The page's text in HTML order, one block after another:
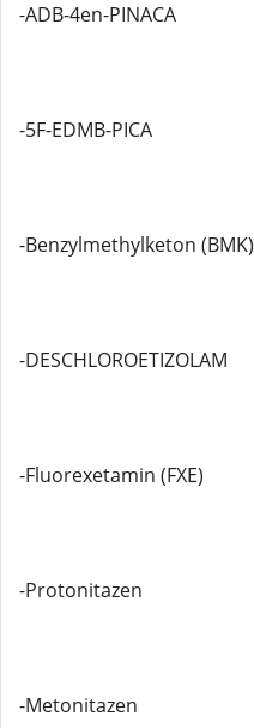
-ADB-4en-PINACA
-5F-EDMB-PICA
-Benzylmethylketon (BMK)
-DESCHLOROETIZOLAM
-Fluorexetamin (FXE)
-Protonitazen
-Metonitazen